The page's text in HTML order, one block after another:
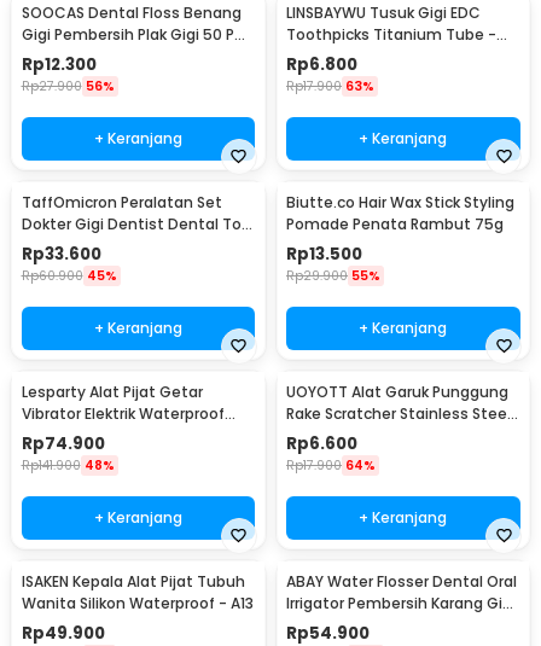
SOOCAS Dental Floss Benang
Gigi Pembersih Plak Gigi 50 PCS
- D1
Rp12.300
Rp27.900 56%
+ Keranjang
LINSBAYWU Tusuk Gigi EDC
Toothpicks Titanium Tube -
LIN58
Rp6.800
Rp17.900 63%
+ Keranjang
TaffOmicron Peralatan Set
Dokter Gigi Dentist Dental Tool
7 PCS - 4012
Rp33.600
Rp60.900 45%
+ Keranjang
Biutte.co Hair Wax Stick Styling
Pomade Penata Rambut 75g
Rp13.500
Rp29.900 55%
+ Keranjang
Lesparty Alat Pijat Getar
Vibrator Elektrik Waterproof
Bluetooth 5.0 - LS10
Rp74.900
Rp141.900 48%
+ Keranjang
UOYOTT Alat Garuk Punggung
Rake Scratcher Stainless Steel
- UOS01
Rp6.600
Rp17.900 64%
+ Keranjang
ISAKEN Kepala Alat Pijat Tubuh
Wanita Silikon Waterproof - A13
Rp49.900
ABAY Water Flosser Dental Oral
Irrigator Pembersih Karang Gigi
200ml - AB22
Rp54.900